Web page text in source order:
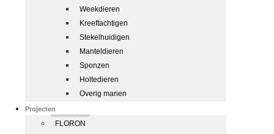
Weekdieren
Kreeftachtigen
Stekelhuidigen
Manteldieren
Sponzen
Holtedieren
Overig marien
Projecten
FLORON